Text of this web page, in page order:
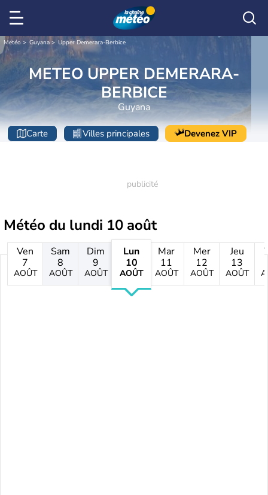
Météo Guyana Upper Demerara-Berbice
METEO UPPER DEMERARA-
BERBICE
Guyana
Carte Villes principales Devenez VIP
Météo du lundi 10 août
Ven
7
AOÛT
Sam
8
AOÛT
Dim
9
AOÛT
Lun
10
AOÛT
Mar
11
AOÛT
Mer
12
AOÛT
Jeu
13
AOÛT